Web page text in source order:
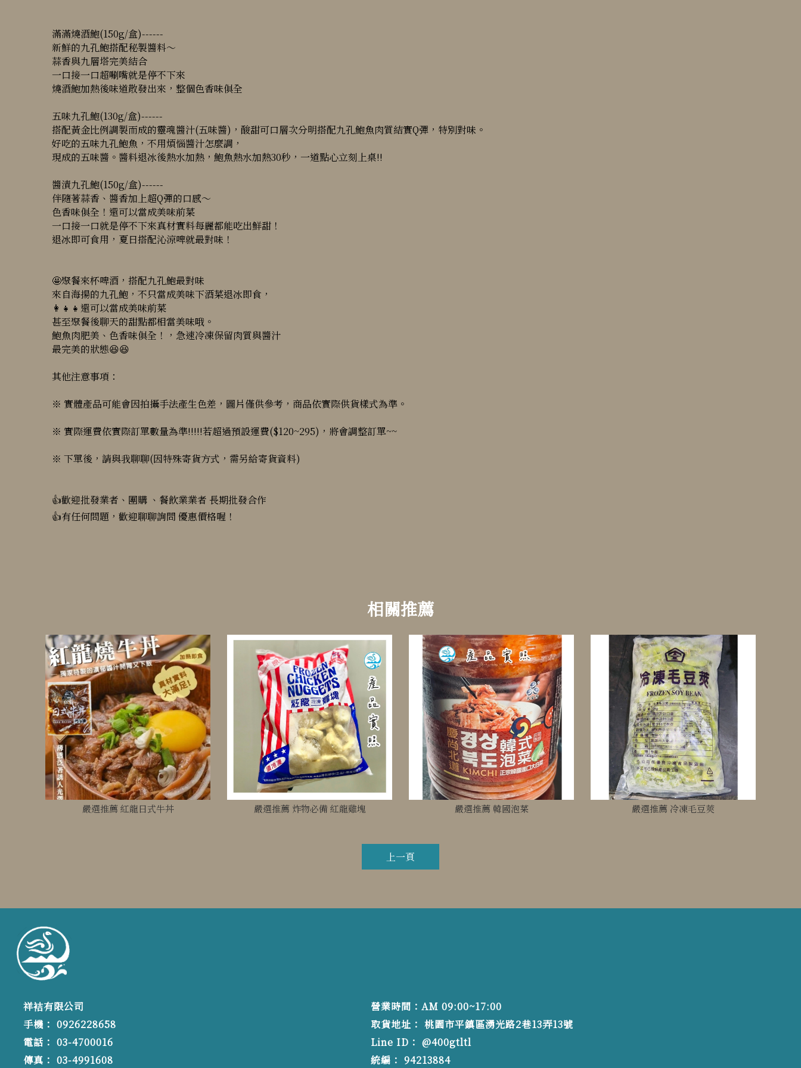
滿滿燒酒鮑(150g/盒)------
新鮮的九孔鮑搭配秘製醬料～
蒜香與九層塔完美結合
一口接一口超唰嘴就是停不下來
燒酒鮑加熱後味道散發出來，整個色香味俱全
五味九孔鮑(130g/盒)------
搭配黃金比例調製而成的靈魂醬汁(五味醬)，酸甜可口層次分明搭配九孔鮑魚肉質結實Q彈，特別對味。
好吃的五味九孔鮑魚，不用煩惱醬汁怎麼調，
現成的五味醬。醬料退冰後熱水加熱，鮑魚熱水加熱30秒，一道點心立刻上桌!!
醬漬九孔鮑(150g/盒)------
伴隨著蒜香、醬香加上超Q彈的口感～
色香味俱全！還可以當成美味前菜
一口接一口就是停不下來真材實料每麗都能吃出鮮甜！
退冰即可食用，夏日搭配沁涼啤就最對味！
🤩聚餐來杯啤酒，搭配九孔鮑最對味
來自海揚的九孔鮑，不只當成美味下酒菜退冰即食，
👩‍👧‍👧還可以當成美味前菜
甚至聚餐後聊天的甜點都相當美味哦。
鮑魚肉肥美、色香味俱全！，急速冷凍保留肉質與醬汁
最完美的狀態😆😆
其他注意事項：
※ 實體產品可能會因拍攝手法產生色差，圖片僅供參考，商品依實際供貨樣式為準。
※ 實際運費依實際訂單數量為準!!!!!若超過預設運費($120~295)，將會調整訂單~~
※ 下單後，請與我聊聊(因特殊寄貨方式，需另給寄貨資料)
👍歡迎批發業者、團購 、餐飲業業者 長期批發合作
👍有任何問題，歡迎聊聊詢問 優惠價格喔！
嚴選推薦 紅龍日式牛丼 嚴選推薦 炸物必備 紅龍雞塊 嚴選推薦 韓國泡菜 嚴選推薦 冷凍毛豆莢
上一頁
祥袺有限公司 營業時間：AM 09:00~17:00
@400gtltl
03-4700016
0926228658
03-4991608 94213884
桃園市平鎮區湧光路2巷13弄13號